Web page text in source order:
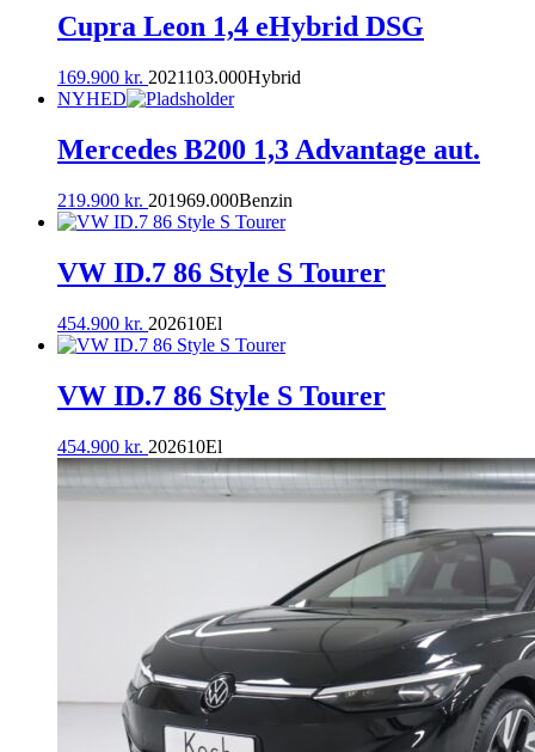
Cupra Leon 1,4 eHybrid DSG
169.900 kr. 2021103.000Hybrid
NYHED
Mercedes B200 1,3 Advantage aut.
219.900 kr. 201969.000Benzin
VW ID.7 86 Style S Tourer
454.900 kr. 202610El
VW ID.7 86 Style S Tourer
454.900 kr. 202610El